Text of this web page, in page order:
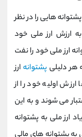
هایی را در نظر
ارزش ارز ملی خود
ارز ملی خود را نفت
هر دلیلی پشتوانه ارز
اولیه خود را از
می شوند و به این
ارز ملی به پشتوانه